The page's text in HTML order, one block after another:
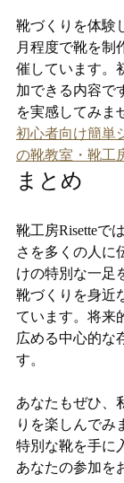
靴づくりを体験
月程度で靴を制
催しています。
加できる内容で
を実感してみま
初心者向け簡単
の靴教室・靴工
まとめ
靴工房Risetteで
さを多くの人に
けの特別な一足
靴づくりを身近
ています。将来
広める中心的な
す。
あなたもぜひ、
りを楽しんでみ
特別な靴を手に
あなたの参加を